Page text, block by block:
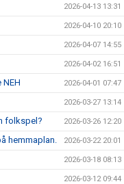
2026-04-13 13:31
2026-04-10 20:10
2026-04-07 14:55
2026-04-02 16:51
2026-04-01 07:47
2026-03-27 13:14
folkspel? 2026-03-26 12:20
hemmaplan. 2026-03-22 20:01
2026-03-18 08:13
2026-03-12 09:44